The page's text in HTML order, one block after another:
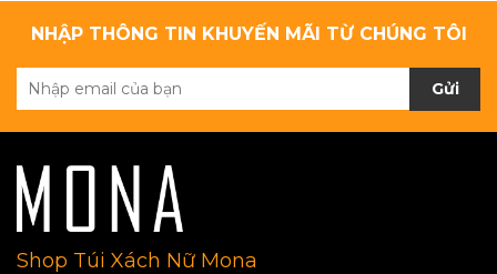
NHẬP THÔNG TIN KHUYẾN MÃI TỪ CHÚNG TÔI
Gửi
Shop Túi Xách Nữ Mona